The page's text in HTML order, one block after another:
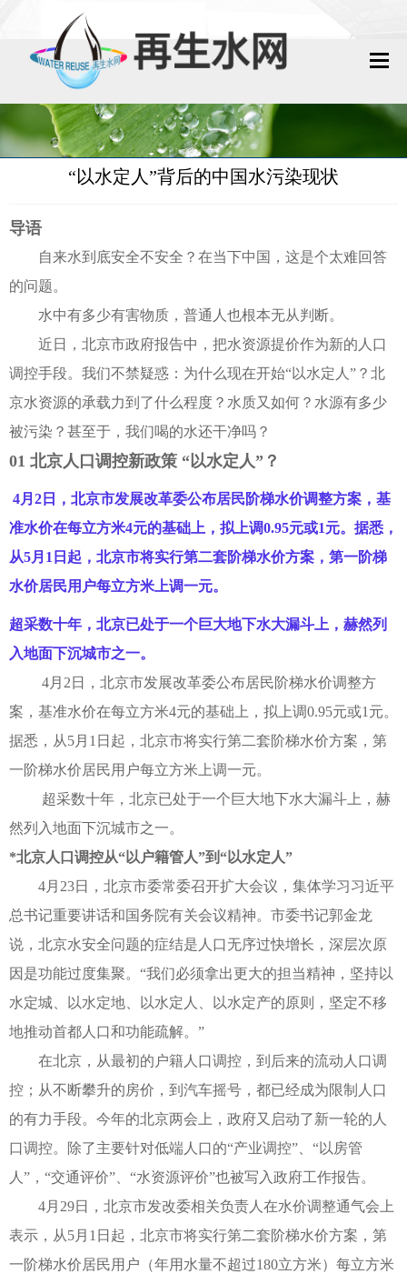
再生水动态
城镇污水回用
工业废水回用
政策法规
学术前沿
“以水定人”背后的中国水污染现状
导语
自来水到底安全不安全？在当下中国，这是个太难回答
的问题。
水中有多少有害物质，普通人也根本无从判断。
近日，北京市政府报告中，把水资源提价作为新的人口
调控手段。我们不禁疑惑：为什么现在开始“以水定人”？北
京水资源的承载力到了什么程度？水质又如何？水源有多少
被污染？甚至于，我们喝的水还干净吗？
01 北京人口调控新政策 “以水定人”？
4月2日，北京市发展改革委公布居民阶梯水价调整方案，基
准水价在每立方米4元的基础上，拟上调0.95元或1元。据悉，
从5月1日起，北京市将实行第二套阶梯水价方案，第一阶梯
水价居民用户每立方米上调一元。
超采数十年，北京已处于一个巨大地下水大漏斗上，赫然列
入地面下沉城市之一。
4月2日，北京市发展改革委公布居民阶梯水价调整方
案，基准水价在每立方米4元的基础上，拟上调0.95元或1元。
据悉，从5月1日起，北京市将实行第二套阶梯水价方案，第
一阶梯水价居民用户每立方米上调一元。
超采数十年，北京已处于一个巨大地下水大漏斗上，赫
然列入地面下沉城市之一。
*北京人口调控从“以户籍管人”到“以水定人”
4月23日，北京市委常委召开扩大会议，集体学习习近平
总书记重要讲话和国务院有关会议精神。市委书记郭金龙
说，北京水安全问题的症结是人口无序过快增长，深层次原
因是功能过度集聚。“我们必须拿出更大的担当精神，坚持以
水定城、以水定地、以水定人、以水定产的原则，坚定不移
地推动首都人口和功能疏解。”
在北京，从最初的户籍人口调控，到后来的流动人口调
控；从不断攀升的房价，到汽车摇号，都已经成为限制人口
的有力手段。今年的北京两会上，政府又启动了新一轮的人
口调控。除了主要针对低端人口的“产业调控”、“以房管
人”，“交通评价”、“水资源评价”也被写入政府工作报告。
4月29日，北京市发改委相关负责人在水价调整通气会上
表示，从5月1日起，北京市将实行第二套阶梯水价方案，第
一阶梯水价居民用户（年用水量不超过180立方米）每立方米